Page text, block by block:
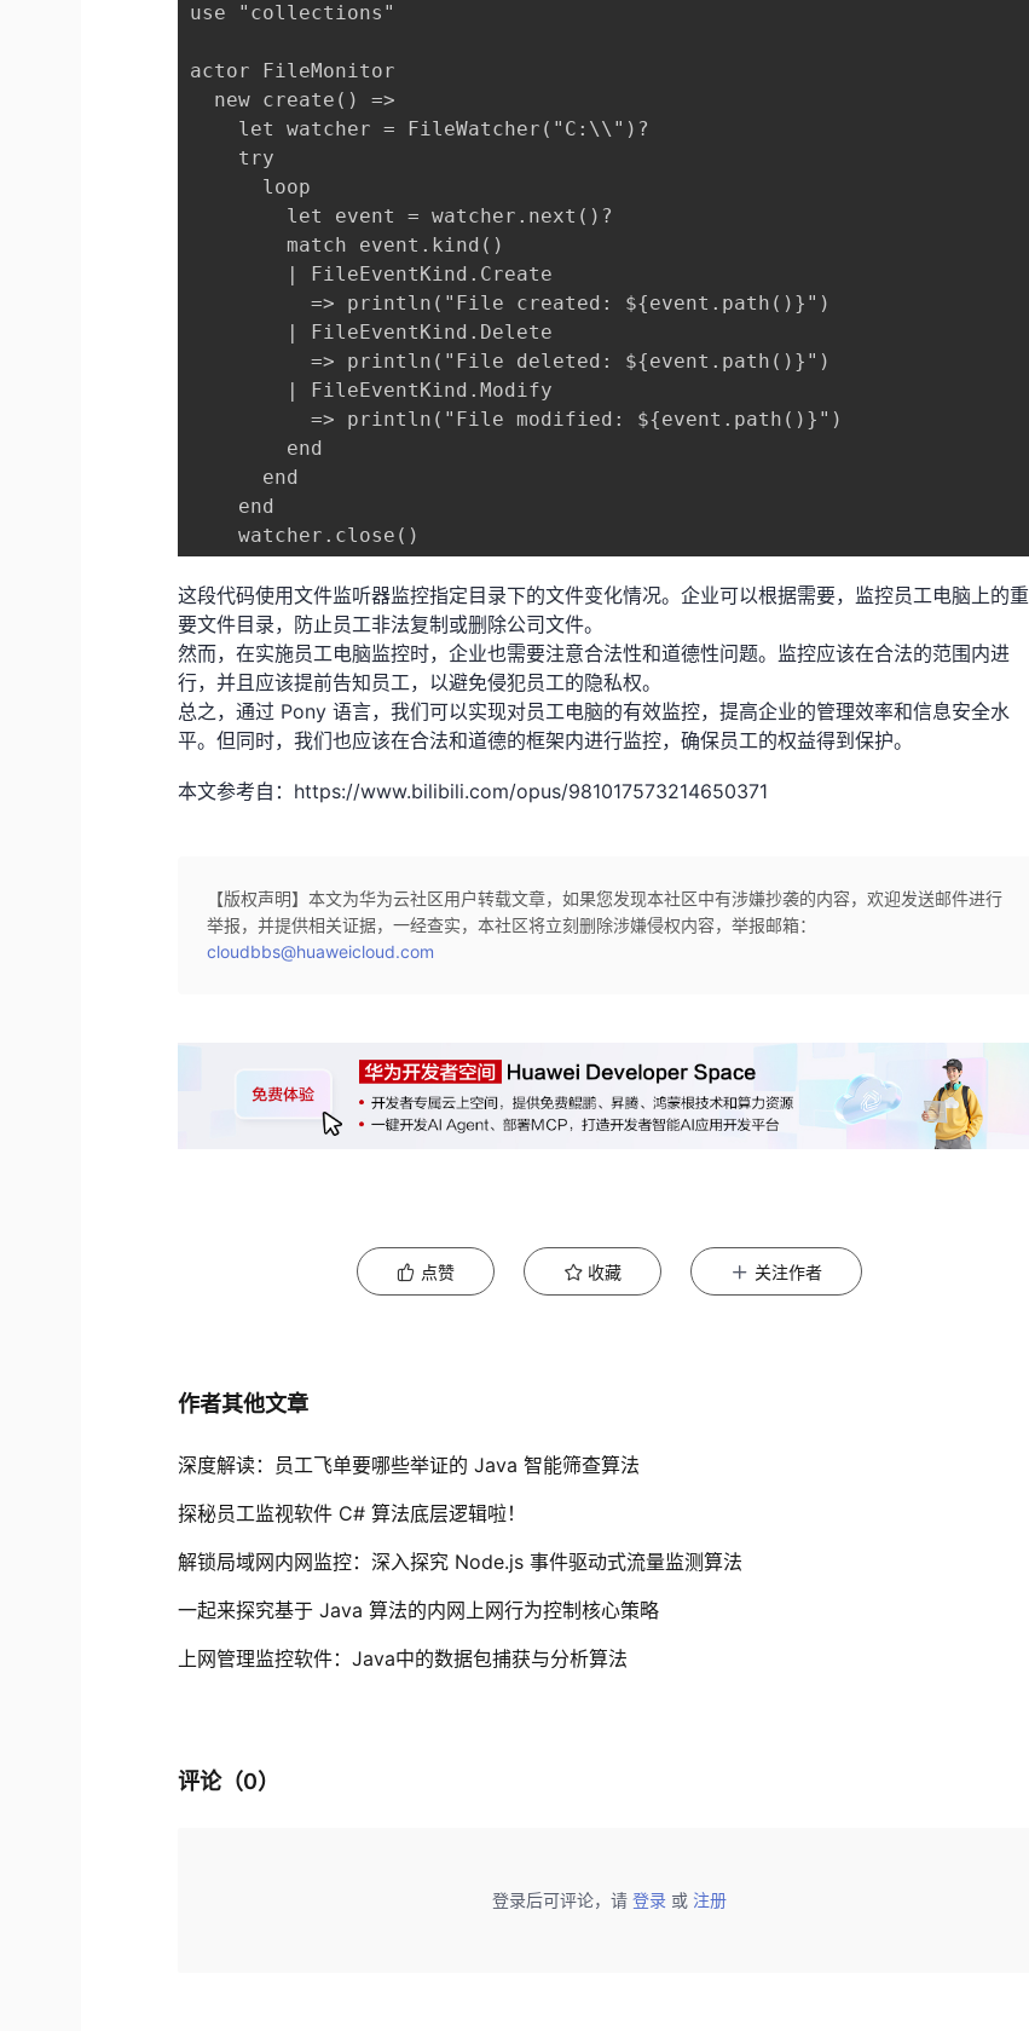
use "collections"
actor FileMonitor
  new create() =>
    let watcher = FileWatcher("C:\\")?
    try
      loop
        let event = watcher.next()?
        match event.kind()
        | FileEventKind.Create
          => println("File created: ${event.path()}")
        | FileEventKind.Delete
          => println("File deleted: ${event.path()}")
        | FileEventKind.Modify
          => println("File modified: ${event.path()}")
        end
      end
    end
这段代码使用文件监听器监控指定目录下的文件变化情况。企业可以根据需要，监控员工电脑上的重
要文件目录，防止员工非法复制或删除公司文件。
然而，在实施员工电脑监控时，企业也需要注意合法性和道德性问题。监控应该在合法的范围内进
行，并且应该提前告知员工，以避免侵犯员工的隐私权。
总之，通过 Pony 语言，我们可以实现对员工电脑的有效监控，提高企业的管理效率和信息安全水
平。但同时，我们也应该在合法和道德的框架内进行监控，确保员工的权益得到保护。
本文参考自：https://www.bilibili.com/opus/981017573214650371
【版权声明】本文为华为云社区用户转载文章，如果您发现本社区中有涉嫌抄袭的内容，欢迎发送邮件进行
举报，并提供相关证据，一经查实，本社区将立刻删除涉嫌侵权内容，举报邮箱：
cloudbbs@huaweicloud.com
点赞 收藏 关注作者
作者其他文章
深度解读：员工飞单要哪些举证的 Java 智能筛查算法
探秘员工监视软件 C# 算法底层逻辑啦！
解锁局域网内网监控：深入探究 Node.js 事件驱动式流量监测算法
一起来探究基于 Java 算法的内网上网行为控制核心策略
上网管理监控软件：Java中的数据包捕获与分析算法
评论（0）
登录后可评论，请 登录 或 注册